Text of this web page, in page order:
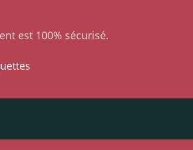
est 100% sécurisé.